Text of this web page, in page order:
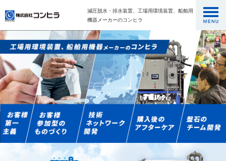
減圧脱水・排水装置、工場用環境装置、船舶用
機器メーカーのコンヒラ